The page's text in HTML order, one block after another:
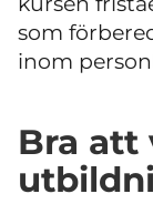
som
inom
Bra att